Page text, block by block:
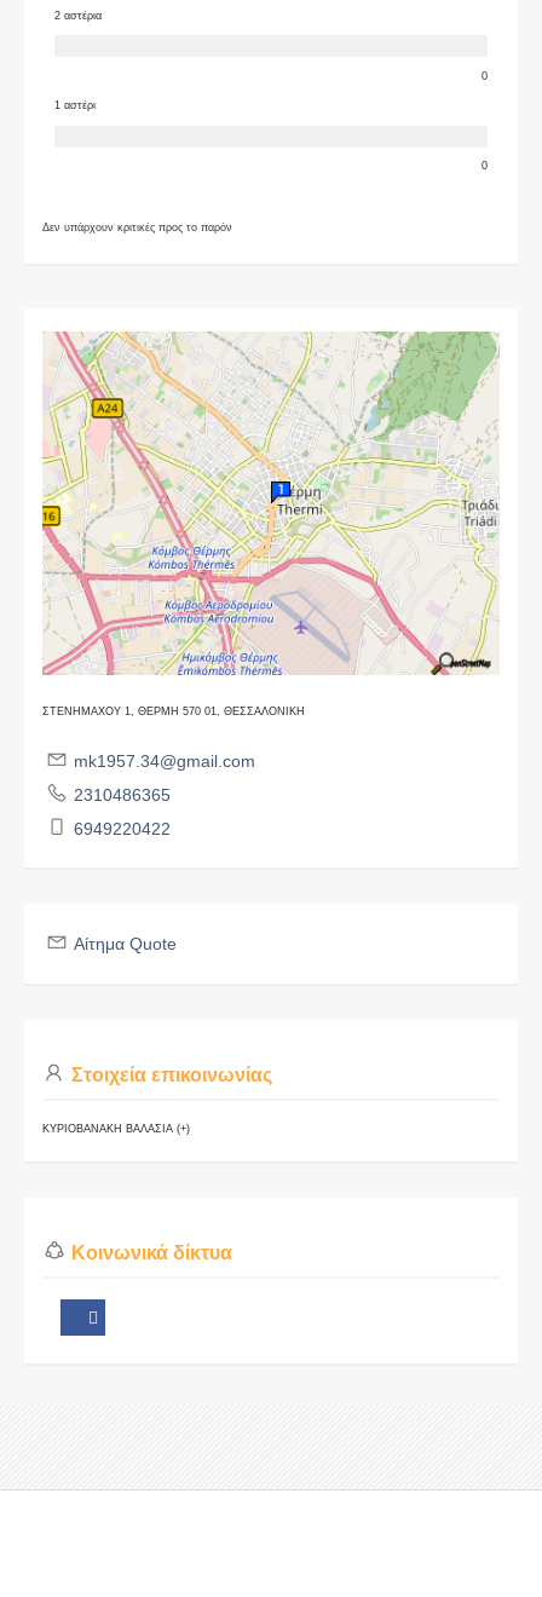
2 αστέρια
0
1 αστέρι
0
Δεν υπάρχουν κριτικές προς το παρόν
ΣΤΕΝΗΜΑΧΟΥ 1, ΘΕΡΜΗ 570 01, ΘΕΣΣΑΛΟΝΙΚΗ
mk1957.34@gmail.com
2310486365
6949220422
Αίτημα Quote
Στοιχεία επικοινωνίας
ΚΥΡΙΟΒΑΝΑΚΗ ΒΑΛΑΣΙΑ (+)
Κοινωνικά δίκτυα